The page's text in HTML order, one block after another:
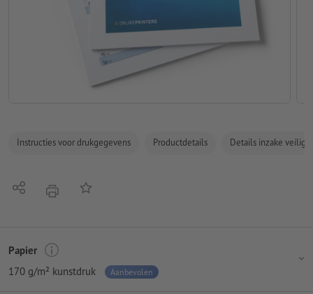
Instructies voor drukgegevens Productdetails Details inzake
Delen afdrukkenOp de lijst
Papier
170 g/m² kunstdruk
Aanbevolen